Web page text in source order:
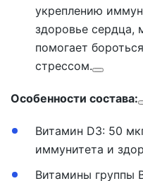
укреплению
здоровье сердца,
помогает
стрессом.
Особенности состава:
Витамин D3: 50
иммунитета и
Витамины группы